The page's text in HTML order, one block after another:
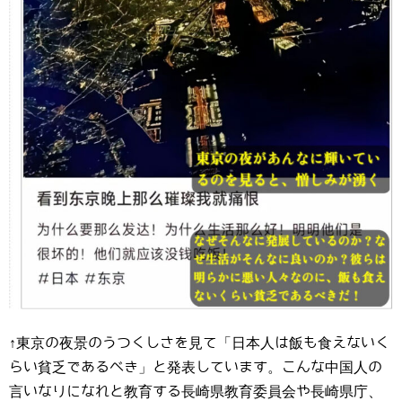
↑東京の夜景のうつくしさを見て「日本人は飯も食えないく
らい貧乏であるべき」と発表しています。こんな中国人の
言いなりになれと教育する長崎県教育委員会や長崎県庁、